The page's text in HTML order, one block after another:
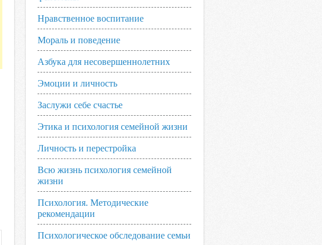
Нравственное воспитание
Мораль и поведение
Азбука для несовершеннолетних
Эмоции и личность
Заслужи себе счастье
Этика и психология семейной жизни
Личность и перестройка
Всю жизнь психология семейной
жизни
Психология. Методические
рекомендации
Психологическое обследование семьи